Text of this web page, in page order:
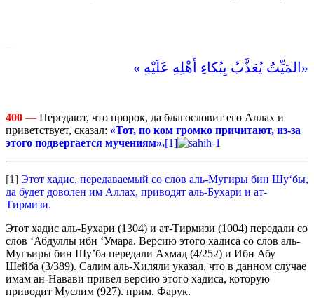
‏«‏المَيِّتُ يُعَذَّبُ بِبُكاءِ أهْلِهِ عَلَيْهِ ‏»‏
400 — Передают, что пророк, да благословит его Аллах и
приветствует, сказал: «Тот, по ком громко причитают, из-за
этого подвергается мучениям».[1]
[1] Этот хадис, передаваемый со слов аль-Мугиры бин Шу‘бы,
да будет доволен им Аллах, приводят аль-Бухари и ат-
Тирмизи.
Этот хадис аль-Бухари (1304) и ат-Тирмизи (1004) передали со
слов ‘Абдуллы ибн ‘Умара. Версию этого хадиса со слов аль-
Мугъиры бин Шу’ба передали Ахмад (4/252) и Ибн Абу
Шейба (3/389). Салим аль-Хиляли указал, что в данном случае
имам ан-Навави привел версию этого хадиса, которую
приводит Муслим (927). прим. Фарук.